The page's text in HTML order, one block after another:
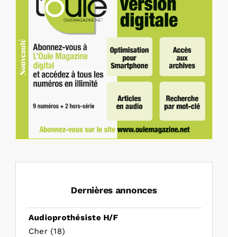
Dernières annonces
Audioprothésiste H/F
Cher (18)